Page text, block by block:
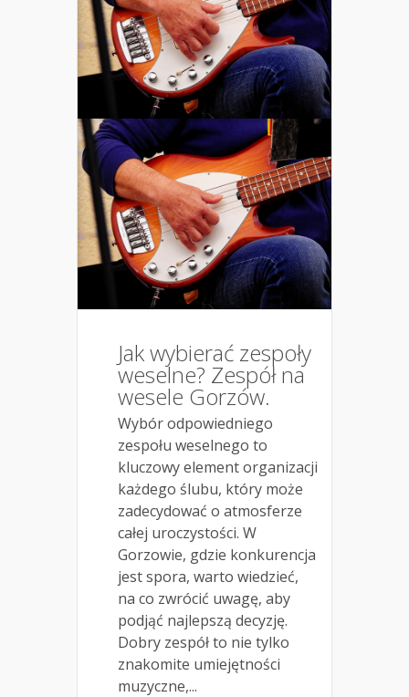
Jak wybierać zespoły
weselne? Zespół na
wesele Gorzów.
Wybór odpowiedniego
zespołu weselnego to
kluczowy element organizacji
każdego ślubu, który może
zadecydować o atmosferze
całej uroczystości. W
Gorzowie, gdzie konkurencja
jest spora, warto wiedzieć,
na co zwrócić uwagę, aby
podjąć najlepszą decyzję.
Dobry zespół to nie tylko
znakomite umiejętności
muzyczne,...